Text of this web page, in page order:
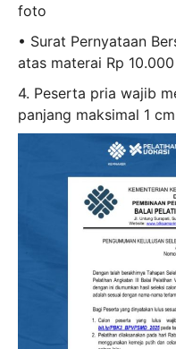
foto
• Surat Pernyataan
atas materai Rp 10.000
4. Peserta pria wajib
panjang maksimal 1